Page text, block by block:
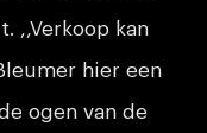
,,Verkoop kan
hier een
ogen van de